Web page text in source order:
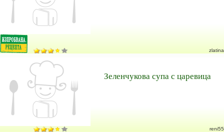
zlatina
Зеленчукова супа с царевица
reni55